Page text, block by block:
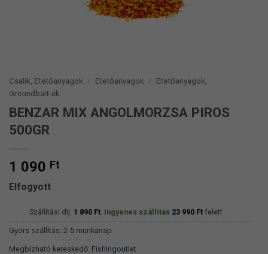
Csalik, Etetőanyagok / Etetőanyagok / Etetőanyagok,
Groundbait-ek
BENZAR MIX ANGOLMORZSA PIROS
500GR
1 090 Ft
Elfogyott
Szállítási díj: 1 890 Ft. Ingyenes szállítás 23 990 Ftfelett
Gyors szállítás: 2-5 munkanap
Megbízható kereskedő: Fishingoutlet